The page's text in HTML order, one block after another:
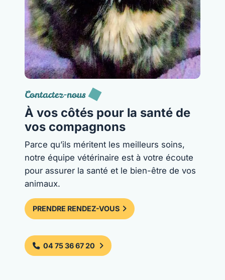
Contactez-nous
À vos côtés pour la santé de
vos compagnons
Parce qu’ils méritent les meilleurs soins,
notre équipe vétérinaire est à votre écoute
pour assurer la santé et le bien-être de vos
animaux.
PRENDRE RENDEZ-VOUS
04 75 36 67 20